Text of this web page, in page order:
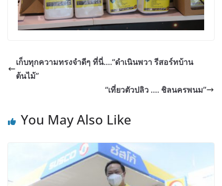
เก็บทุกความทรงจำดีๆ ที่นี่….“ดำเนินพวา รีสอร์ทบ้าน
ต้นไม้”
“เที่ยวตัวปลิว …. ชิลนครพนม”
You May Also Like